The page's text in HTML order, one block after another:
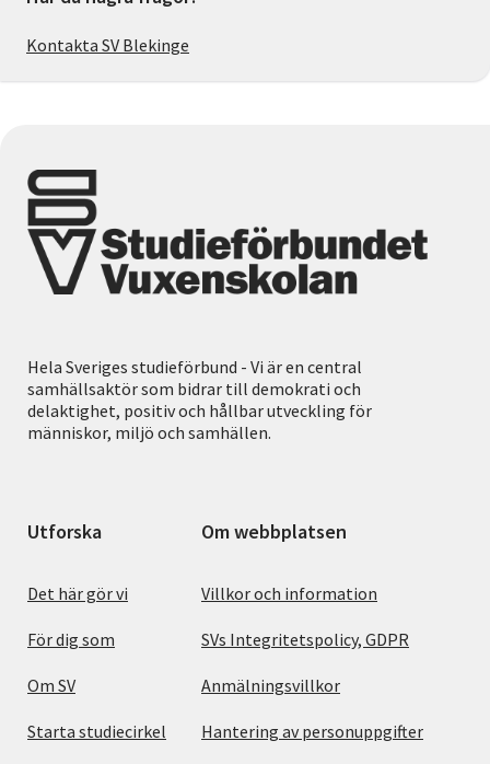
Kontakta SV Blekinge
Hela Sveriges studieförbund - Vi är en central
samhällsaktör som bidrar till demokrati och
delaktighet, positiv och hållbar utveckling för
människor, miljö och samhällen.
Utforska
Det här gör vi
För dig som
Om SV
Starta studiecirkel
Om webbplatsen
Villkor och information
SVs Integritetspolicy, GDPR
Anmälningsvillkor
Hantering av personuppgifter